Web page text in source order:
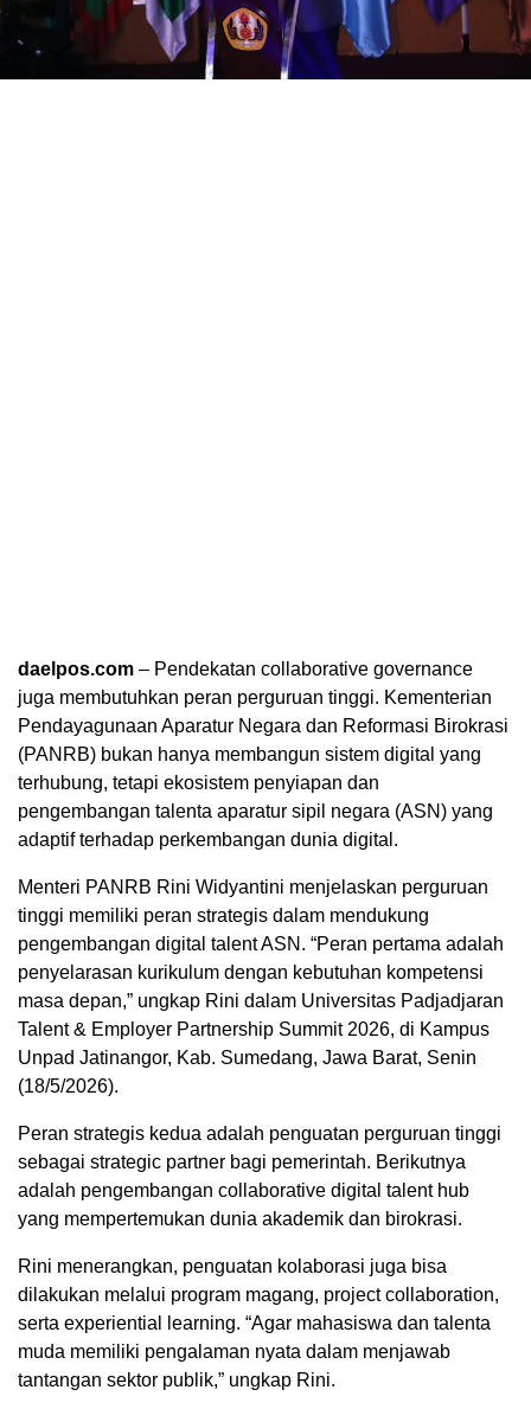
daelpos.com – Pendekatan collaborative governance
juga membutuhkan peran perguruan tinggi. Kementerian
Pendayagunaan Aparatur Negara dan Reformasi Birokrasi
(PANRB) bukan hanya membangun sistem digital yang
terhubung, tetapi ekosistem penyiapan dan
pengembangan talenta aparatur sipil negara (ASN) yang
adaptif terhadap perkembangan dunia digital.
Menteri PANRB Rini Widyantini menjelaskan perguruan
tinggi memiliki peran strategis dalam mendukung
pengembangan digital talent ASN. “Peran pertama adalah
penyelarasan kurikulum dengan kebutuhan kompetensi
masa depan,” ungkap Rini dalam Universitas Padjadjaran
Talent & Employer Partnership Summit 2026, di Kampus
Unpad Jatinangor, Kab. Sumedang, Jawa Barat, Senin
(18/5/2026).
Peran strategis kedua adalah penguatan perguruan tinggi
sebagai strategic partner bagi pemerintah. Berikutnya
adalah pengembangan collaborative digital talent hub
yang mempertemukan dunia akademik dan birokrasi.
Rini menerangkan, penguatan kolaborasi juga bisa
dilakukan melalui program magang, project collaboration,
serta experiential learning. “Agar mahasiswa dan talenta
muda memiliki pengalaman nyata dalam menjawab
tantangan sektor publik,” ungkap Rini.